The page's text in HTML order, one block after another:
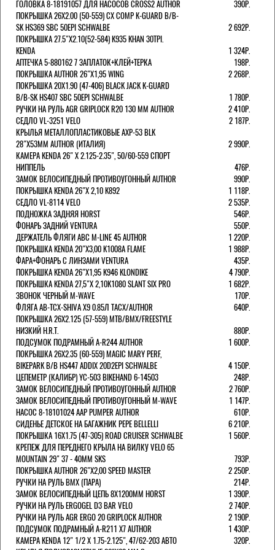
ГОЛОВКА 8-18191057 ДЛЯ НАСОСОВ CROSS2 AUTHOR
390Р.
ПОКРЫШКА 26X2.00 (50-559) CX COMP K-GUARD B/B-
SK HS369 SBC 50EPI SCHWALBE
2 692Р.
ПОКРЫШКА 27.5"Х2.10(52-584) K935 KHAN 30TPI.
KENDA
1 324Р.
АПТЕЧКА 5-880162 7 ЗАПЛАТОК+КЛЕЙ+ТЕРКА
198Р.
ПОКРЫШКА AUTHOR 26"Х1,95 WING
2 268Р.
ПОКРЫШКА 20X1.90 (47-406) BLACK JACK K-GUARD
B/B-SK HS407 SBC 50EPI SCHWALBE
1 780Р.
РУЧКИ НА РУЛЬ AGR GRIPLOCK R20 130 ММ AUTHOR
2 410Р.
СЕДЛО VL-3251 VELO
2 187Р.
КРЫЛЬЯ МЕТАЛЛОПЛАСТИКОВЫЕ AXP-53 BLK
28"Х53ММ AUTHOR (ИТАЛИЯ)
2 990Р.
КАМЕРА KENDA 26" Х 2.125-2.35", 50/60-559 СПОРТ
НИППЕЛЬ
476Р.
ЗАМОК ВЕЛОСИПЕДНЫЙ ПРОТИВОУГОННЫЙ AUTHOR
990Р.
ПОКРЫШКА KENDA 26"Х 2,10 K892
1 118Р.
СЕДЛО VL-8114 VELO
2 535Р.
ПОДНОЖКА ЗАДНЯЯ HORST
546Р.
ФОНАРЬ ЗАДНИЙ VENTURA
550Р.
ДЕРЖАТЕЛЬ ФЛЯГИ АВС M-LINE 45 AUTHOR
1 220Р.
ПОКРЫШКА KENDA 20"Х3,00 K1008A FLAME
1 988Р.
ФАРА+ФОНАРЬ С ЛИНЗАМИ VENTURA
435Р.
ПОКРЫШКА KENDA 26"Х1,95 K946 KLONDIKE
4 790Р.
ПОКРЫШКА KENDA 27,5"Х 2,10K1080 SLANT SIX PRO
1 682Р.
ЗВОНОК ЧЕРНЫЙ M-WAVE
170Р.
ФЛЯГА AB-TCX-SHIVA X9 0.85Л TACX/AUTHOR
640Р.
ПОКРЫШКА 26X2.125 (57-559) MTB/BMX/FREESTYLE
НИЗКИЙ H.R.T.
880Р.
ПОДСУМОК ПОДРАМНЫЙ A-R244 AUTHOR
1 600Р.
ПОКРЫШКА 26X2.35 (60-559) MAGIC MARY PERF,
BIKEPARK B/B HS447 ADDIX 20D2EPI SCHWALBE
4 150Р.
ЦЕПЕМЕТР (КАЛИБР) YC-503 BIKEHAND 6-14503
248Р.
ЗАМОК ВЕЛОСИПЕДНЫЙ ПРОТИВОУГОННЫЙ AUTHOR
2 760Р.
ЗАМОК ВЕЛОСИПЕДНЫЙ ПРОТИВОУГОННЫЙ M-WAVE
1 147Р.
НАСОС 8-18101024 AAP PUMPER AUTHOR
610Р.
СИДЕНЬЕ ДЕТСКОЕ НА БАГАЖНИК PEPE BELLELLI
6 210Р.
ПОКРЫШКА 16X1.75 (47-305) ROAD CRUISER SCHWALBE
1 560Р.
КРЕПЕЖ ДЛЯ ПЕРЕДНЕГО КРЫЛА НА ВИЛКУ VELO 65
MOUNTAIN 29" 37 - 40ММ SKS
793Р.
ПОКРЫШКА AUTHOR 26"Х2,00 SPEED MASTER
2 250Р.
РУЧКИ НА РУЛЬ BMX (ПАРА)
214Р.
ЗАМОК ВЕЛОCИПЕДНЫЙ ЦЕПЬ 8Х1200ММ HORST
1 390Р.
РУЧКИ НА РУЛЬ ERGOGEL D3 BAR VELO
2 740Р.
РУЧКИ НА РУЛЬ AGR ERGO 20 GRIPLOCK AUTHOR
2 190Р.
ПОДСУМОК ПОДРАМНЫЙ A-R211 X7 AUTHOR
1 430Р.
КАМЕРА KENDA 12" 1/2 Х 1.75-2.125", 47/62-203 АВТО
320Р.